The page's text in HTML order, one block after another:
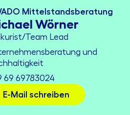
Mittelstandsberatung
Wörner
Team Lead
und
69 69783024
E-Mail schreiben